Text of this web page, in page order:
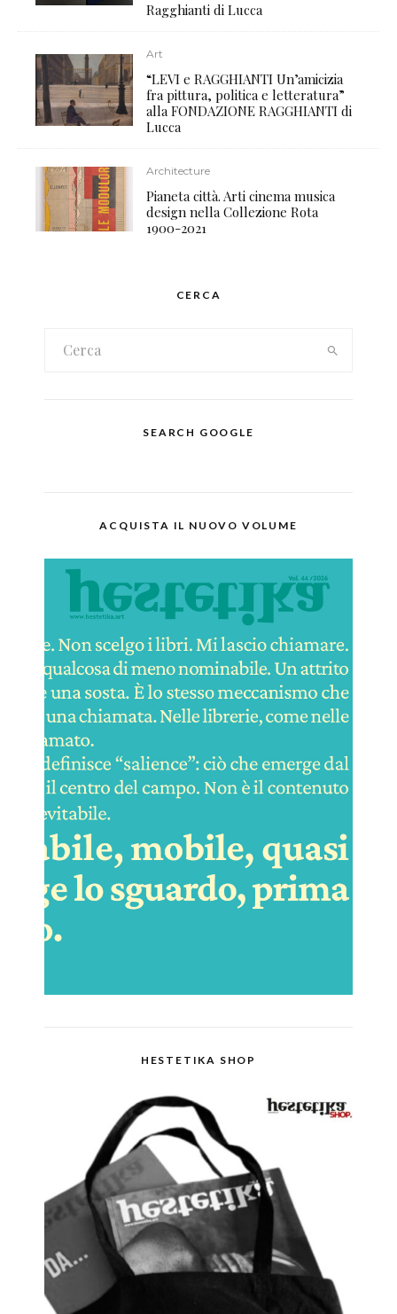
Ragghianti di Lucca
Art
“LEVI e RAGGHIANTI Un’amicizia
fra pittura, politica e letteratura”
alla FONDAZIONE RAGGHIANTI di
Lucca
Architecture
Pianeta città. Arti cinema musica
design nella Collezione Rota
1900-2021
CERCA
SEARCH GOOGLE
ACQUISTA IL NUOVO VOLUME
HESTETIKA SHOP